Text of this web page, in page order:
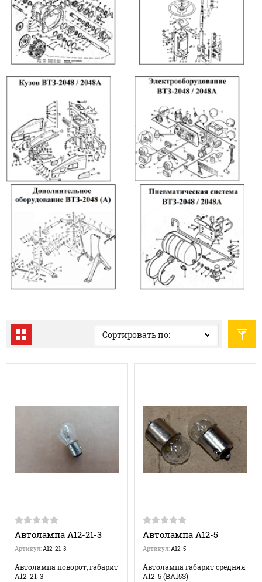
Сортировать по:
Автолампа А12-21-3
Артикул:А12-21-3
Автолампа поворот, габарит
А12-21-3
Автолампа А12-5
Артикул:А12-5
Автолампа габарит средняя
А12-5 (BA15S)